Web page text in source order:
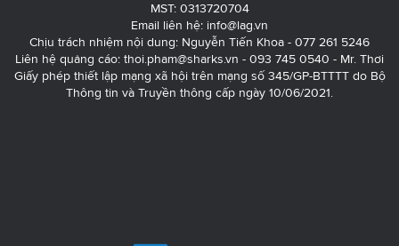
MST: 0313720704
Email liên hệ: info@lag.vn
Chịu trách nhiệm nội dung: Nguyễn Tiến Khoa - 077 261 5246
Liên hệ quảng cáo: thoi.pham@sharks.vn - 093 745 0540 - Mr. Thơi
Giấy phép thiết lập mạng xã hội trên mạng số 345/GP-BTTTT do Bộ
Thông tin và Truyền thông cấp ngày 10/06/2021.